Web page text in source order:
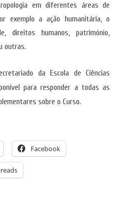
em diferentes áreas de
exemplo a ação humanitária, o
direitos humanos, património,
outras.
da Escola de Ciências
para responder a todas as
sobre o Curso.
Facebook